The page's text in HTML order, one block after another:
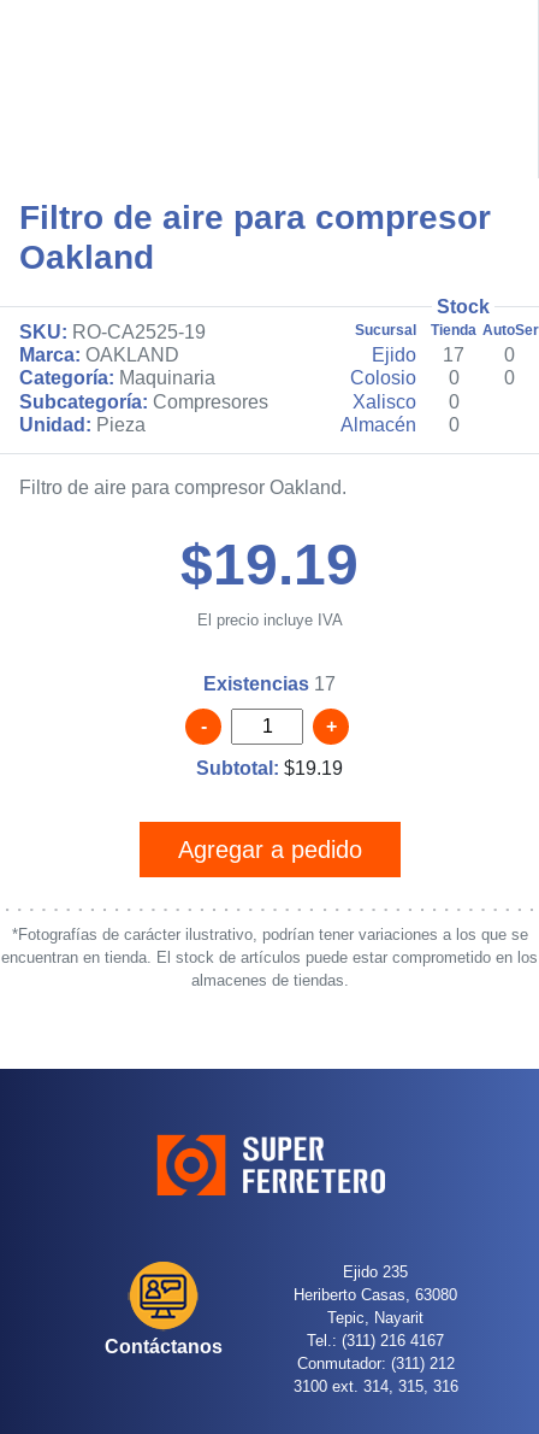
Filtro de aire para compresor
Oakland
Stock
SKU: RO-CA2525-19
Marca: OAKLAND
Categoría: Maquinaria
Subcategoría: Compresores
Unidad: Pieza
Sucursal Tienda
Ejido 17
0
Colosio
0
0
Xalisco
0
Almacén
0
Filtro de aire para compresor Oakland.
$19.19
El precio incluye IVA
Existencias 17
- +
Subtotal: $19.19
Agregar a pedido
*Fotografías de carácter ilustrativo, podrían tener variaciones a los que se
encuentran en tienda. El stock de artículos puede estar comprometido en los
almacenes de tiendas.
Contáctanos
Ejido 235
Heriberto Casas, 63080
Tepic, Nayarit
Tel.: (311) 216 4167
Conmutador: (311) 212
3100 ext. 314, 315, 316